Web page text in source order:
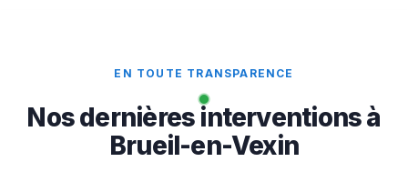
EN TOUTE TRANSPARENCE
Nos dernières interventions à
Brueil-en-Vexin